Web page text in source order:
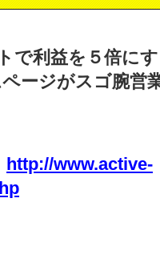
で利益を５倍に
ージがスゴ腕営
http://www.active-